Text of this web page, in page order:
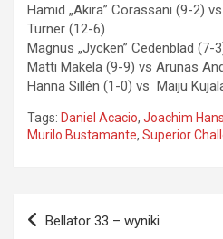
Hamid „Akira” Corassani (9-2)
Turner (12-6)
Magnus „Jycken” Cedenblad (7-
Matti Mäkelä (9-9) vs Arunas
Hanna Sillén (1-0) vs Maiju
Tags: Daniel Acacio, Joachim
Murilo Bustamante, Superior
Nawigacja
Bellator 33 – wyniki